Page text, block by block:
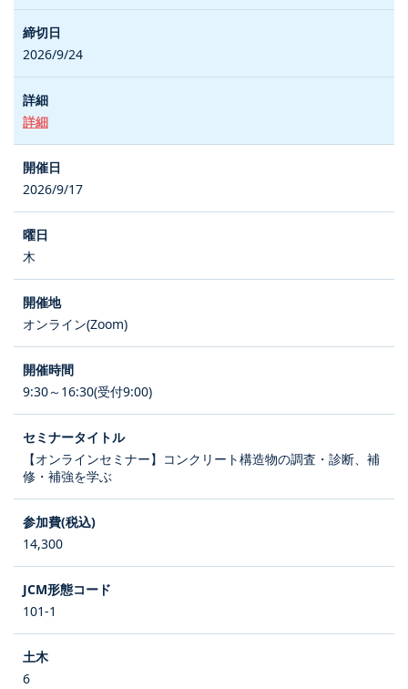
2026/9/24
詳細
2026/9/17
木
オンライン(Zoom)
9:30～16:30(受付9:00)
【オンラインセミナー】コンクリート構造物の調査・診断、補
修・補強を学ぶ
14,300
101-1
6